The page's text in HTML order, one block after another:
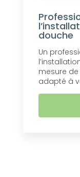
douche
Un
mesure
adapté à